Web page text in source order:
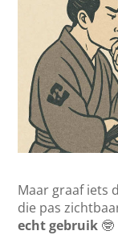
Maar graaf iets
die pas
echt gebruik 🤓